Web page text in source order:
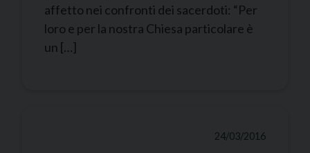
affetto nei confronti dei sacerdoti: “Per
loro e per la nostra Chiesa particolare è
un […]
24/03/2016